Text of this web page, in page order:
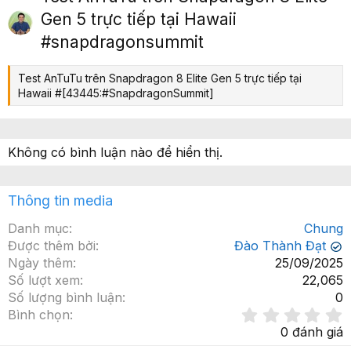
c
Gen 5 trực tiếp tại Hawaii
#snapdragonsummit
Test AnTuTu trên Snapdragon 8 Elite Gen 5 trực tiếp tại
Hawaii #[43445:#SnapdragonSummit]
Không có bình luận nào để hiển thị.
Thông tin media
Danh mục
Chung
Được thêm bởi
Đào Thành Đạt ✔
Ngày thêm
25/09/2025
Số lượt xem
22,065
Số lượng bình luận
0
Bình chọn
.
0 đánh giá